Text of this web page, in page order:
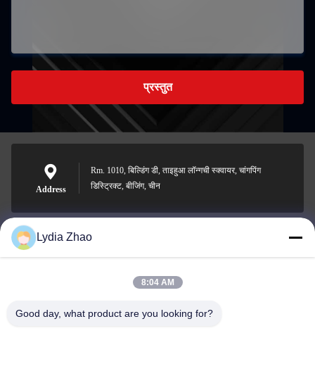
प्रस्तुत
Address
Rm. 1010, बिल्डिंग डी, ताइहुआ लॉन्गची स्क्वायर, चांगपिंग
डिस्ट्रिक्ट, बीजिंग, चीन
jesingd@vip.sina.com
Lydia Zhao
8:04 AM
Good day, what product are you looking for?